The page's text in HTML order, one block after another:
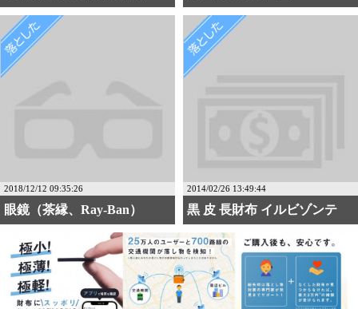
2018/12/12 09:35:26
眼鏡（茶縁、Ray-Ban）
2014/02/26 13:49:44
黒 皮 長財布 イルビゾンテ